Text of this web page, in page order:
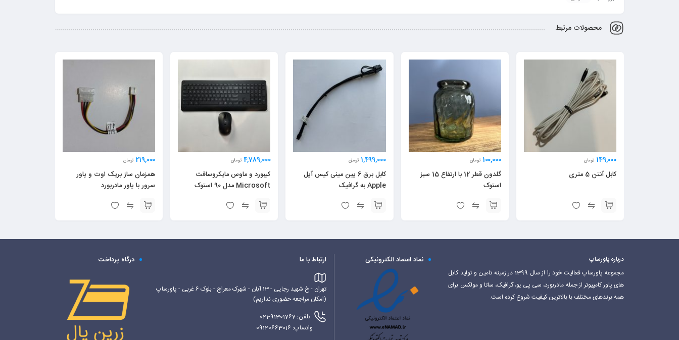
محصولات مرتبط
149,000 تومان
کابل آنتن 5 متری
100,000 تومان
گلدون قطر 12 با ارتفاع 15 سبز
استوک
1,499,000 تومان
کابل برق 6 پین مینی کیس آپل
Apple به گرافیک
4,789,000 تومان
کیبورد و ماوس مایکروسافت
Microsoft مدل 90 استوک
219,000 تومان
همزمان ساز بریک اوت و پاور
سرور با پاور مادربورد
درباره پاورساپ
مجموعه پاورساپ فعالیت خود را از سال 1399 در زمینه تامین و تولید کابل
های پاور کامپیوتر از جمله مادربورد، سی پی یو، گرافیک، ساتا و مولکس برای
همه برندهای مختلف با بالاترین کیفیت شروع کرده است.
نماد اعتماد الکترونیکی ارتباط با ما
تهران - خ شهید رجایی - 13 آبان - شهرک معراج - بلوک 6 غربی - پاورساپ
(امکان مراجعه حضوری نداریم)
تلفن: 91301767-021
واتساپ: 09120663016
درگاه پرداخت